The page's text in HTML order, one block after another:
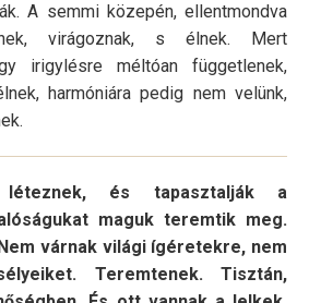
A semmi közepén, ellentmondva
virágoznak, s élnek. Mert
irigylésre méltóan függetlenek,
harmóniára pedig nem velünk,
léteznek, és tapasztalják a
maguk teremtik meg.
várnak világi ígéretekre, nem
Teremtenek. Tisztán,